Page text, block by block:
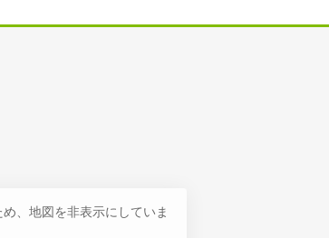
、地図を非表示にしていま